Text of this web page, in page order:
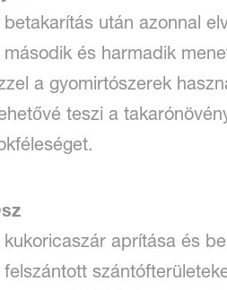
betakarítás után azonnal
második és harmadik
a gyomirtószerek
teszi a
kukoricaszár aprítása és
felszántott